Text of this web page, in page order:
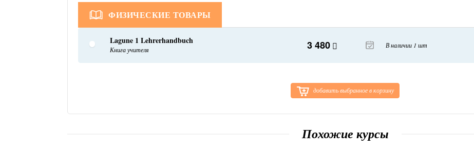
ФИЗИЧЕСКИЕ ТОВАРЫ
Lagune 1 Lehrerhandbuch
Книга учителя 3 480 В наличии 1 шт
добавить выбранное в корзину
Похожие курсы